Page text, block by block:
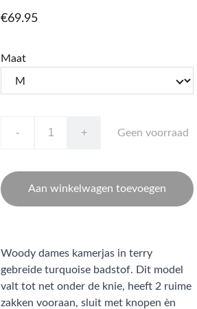
€69.95
Maat
- + Geen voorraad
Aan winkelwagen toevoegen
Woody dames kamerjas in terry
gebreide turquoise badstof. Dit model
valt tot net onder de knie, heeft 2 ruime
zakken vooraan, sluit met knopen èn